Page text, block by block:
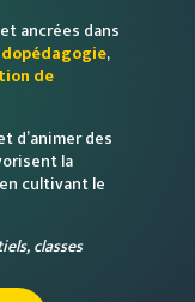
ancrées dans
,
de
d’animer des
la
cultivant le
classes